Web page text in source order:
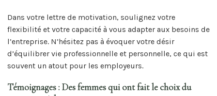
Dans votre lettre de motivation, soulignez votre
flexibilité et votre capacité à vous adapter aux besoins de
l’entreprise. N’hésitez pas à évoquer votre désir
d’équilibrer vie professionnelle et personnelle, ce qui est
souvent un atout pour les employeurs.
Témoignages : Des femmes qui ont fait le choix du